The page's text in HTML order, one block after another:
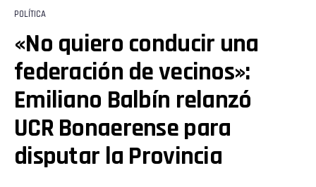
POLÍTICA
«No quiero conducir una
federación de vecinos»:
Emiliano Balbín relanzó
UCR Bonaerense para
disputar la Provincia